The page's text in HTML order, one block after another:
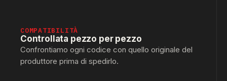
COMPATIBILITÀ
Controllata pezzo per pezzo
Confrontiamo ogni codice con quello originale del
produttore prima di spedirlo.